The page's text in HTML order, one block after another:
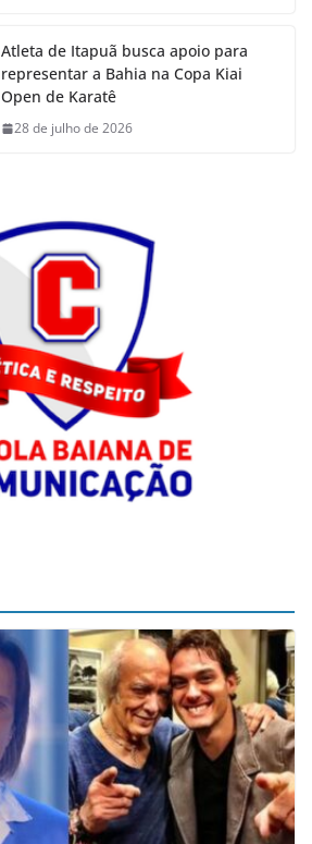
Atleta de Itapuã busca apoio para
representar a Bahia na Copa Kiai
Open de Karatê
28 de julho de 2026